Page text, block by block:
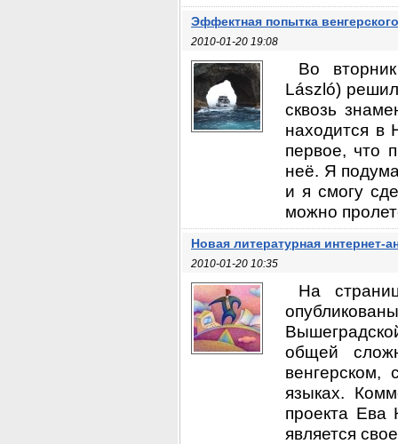
Эффектная попытка
2010-01-20 19:08
Во
László)
сквозь
находится в
первое, что
неё. Я
и я смогу
можно
Новая литературная интернет-
2010-01-20 10:35
На
общей
венгерском,
языках.
проекта Ева
является